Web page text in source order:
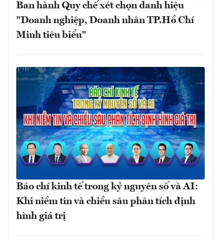
Ban hành Quy chế xét chọn danh hiệu
"Doanh nghiệp, Doanh nhân TP.Hồ Chí
Minh tiêu biểu"
Báo chí kinh tế trong kỷ nguyên số và AI:
Khi niềm tin và chiều sâu phân tích định
hình giá trị